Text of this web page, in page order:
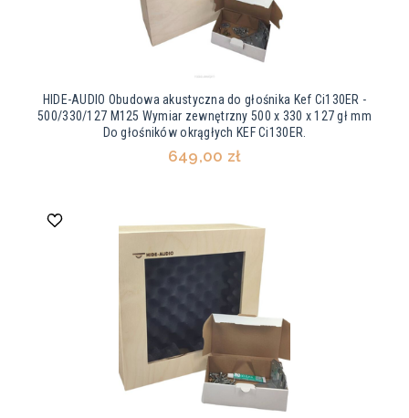
HIDE-AUDIO Obudowa akustyczna do głośnika Kef Ci130ER -
500/330/127 M125 Wymiar zewnętrzny 500 x 330 x 127 gł mm
Do głośników okrągłych KEF Ci130ER.
649,00 zł